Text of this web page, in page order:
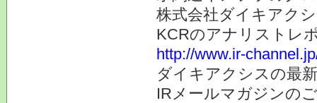
株式会社ダイキアク
KCRのアナリストレ
http://www.ir-
ダイキアクシスの最
IRメールマガジンの